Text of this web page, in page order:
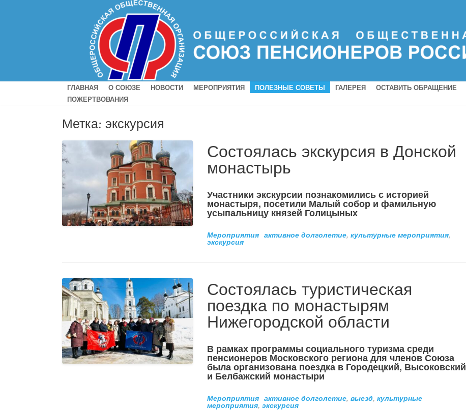
ГЛАВНАЯ О СОЮЗЕ НОВОСТИ МЕРОПРИЯТИЯ ПОЛЕЗНЫЕ СОВЕТЫ ГАЛЕРЕЯ ОСТАВИТЬ ОБРАЩЕНИЕ
ПОЖЕРТВОВАНИЯ
Метка: экскурсия
Состоялась экскурсия в Донской
монастырь
Участники экскурсии познакомились с историей
монастыря, посетили Малый собор и фамильную
усыпальницу князей Голицыных
Мероприятия активное долголетие,культурные мероприятия,
экскурсия
Состоялась туристическая
поездка по монастырям
Нижегородской области
В рамках программы социального туризма среди
пенсионеров Московского региона для членов Союза
была организована поездка в Городецкий, Высоковский
и Белбажский монастыри
Мероприятия активное долголетие,выезд,культурные
мероприятия,экскурсия